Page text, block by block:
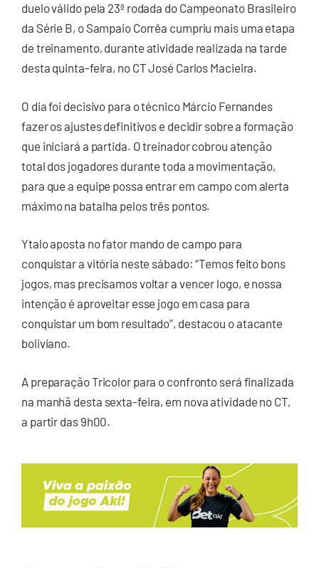
duelo válido pela 23ª rodada do Campeonato Brasileiro
da Série B, o Sampaio Corrêa cumpriu mais uma etapa
de treinamento, durante atividade realizada na tarde
desta quinta-feira, no CT José Carlos Macieira.
O dia foi decisivo para o técnico Márcio Fernandes
fazer os ajustes definitivos e decidir sobre a formação
que iniciará a partida. O treinador cobrou atenção
total dos jogadores durante toda a movimentação,
para que a equipe possa entrar em campo com alerta
máximo na batalha pelos três pontos.
Ytalo aposta no fator mando de campo para
conquistar a vitória neste sábado: “Temos feito bons
jogos, mas precisamos voltar a vencer logo, e nossa
intenção é aproveitar esse jogo em casa para
conquistar um bom resultado”, destacou o atacante
boliviano.
A preparação Tricolor para o confronto será finalizada
na manhã desta sexta-feira, em nova atividade no CT,
a partir das 9h00.